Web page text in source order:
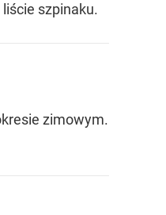
szpinaku.
zimowym.